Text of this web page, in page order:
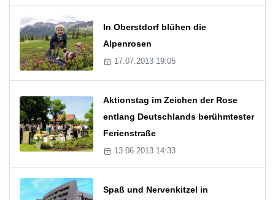
In Oberstdorf blühen die
Alpenrosen
17.07.2013 19:05
Aktionstag im Zeichen der Rose
entlang Deutschlands berühmtester
Ferienstraße
13.06.2013 14:33
Spaß und Nervenkitzel in